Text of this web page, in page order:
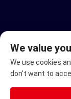
Droit d'auteur ©
We value
We use cookies
don't want to